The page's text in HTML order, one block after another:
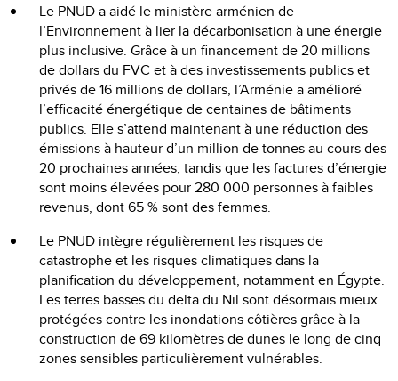
Le PNUD a aidé le ministère arménien de
l’Environnement à lier la décarbonisation à une énergie
plus inclusive. Grâce à un financement de 20 millions
de dollars du FVC et à des investissements publics et
privés de 16 millions de dollars, l’Arménie a amélioré
l’efficacité énergétique de centaines de bâtiments
publics. Elle s’attend maintenant à une réduction des
émissions à hauteur d’un million de tonnes au cours des
20 prochaines années, tandis que les factures d’énergie
sont moins élevées pour 280 000 personnes à faibles
revenus, dont 65 % sont des femmes.
Le PNUD intègre régulièrement les risques de
catastrophe et les risques climatiques dans la
planification du développement, notamment en Égypte.
Les terres basses du delta du Nil sont désormais mieux
protégées contre les inondations côtières grâce à la
construction de 69 kilomètres de dunes le long de cinq
zones sensibles particulièrement vulnérables.